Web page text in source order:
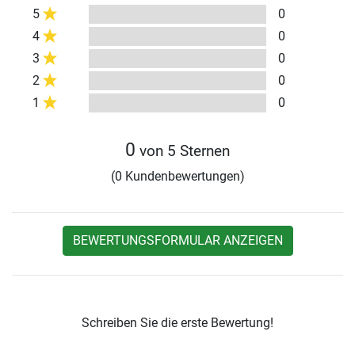
5
0
4
0
3
0
2
0
1
0
0 von 5 Sternen
(0 Kundenbewertungen)
BEWERTUNGSFORMULAR ANZEIGEN
Schreiben Sie die erste Bewertung!